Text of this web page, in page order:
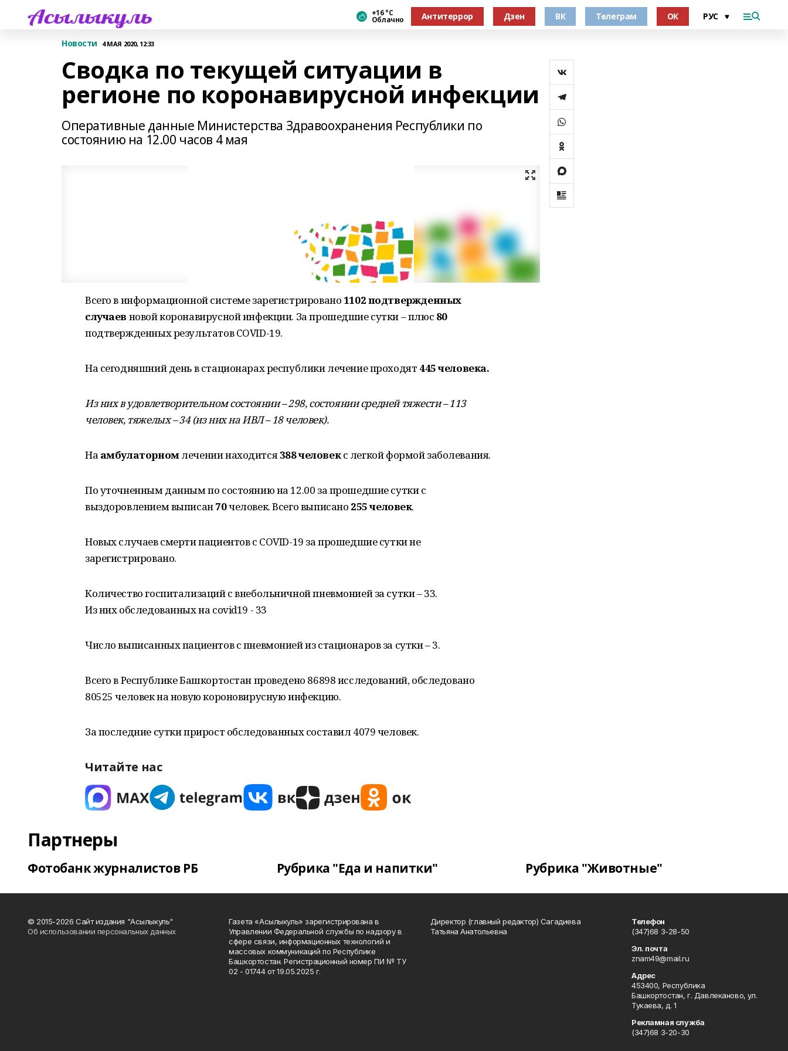
+16 °С
Облачно Антитеррор Дзен ВК Телеграм ОК
Новости 4 МАЯ 2020, 12:33
Сводка по текущей ситуации в
регионе по коронавирусной инфекции
Оперативные данные Министерства Здравоохранения Республики по
состоянию на 12.00 часов 4 мая
Всего в информационной системе зарегистрировано 1102 подтвержденных
случаев новой коронавирусной инфекции. За прошедшие сутки – плюс 80
подтвержденных результатов COVID-19.
На сегодняшний день в стационарах республики лечение проходят 445 человека.
Из них в удовлетворительном состоянии – 298, состоянии средней тяжести – 113
человек, тяжелых – 34 (из них на ИВЛ – 18 человек).
На амбулаторномлечении находится388 человекс легкой формой заболевания.
По уточненным данным по состоянию на 12.00 за прошедшие сутки с
выздоровлением выписан70человек. Всего выписано 255 человек.
Новых случаев смерти пациентов с COVID-19 за прошедшие сутки не
зарегистрировано.
Количество госпитализаций с внебольничной пневмонией за сутки – 33.
Из них обследованных на covid19 - 33
Число выписанных пациентов с пневмонией из стационаров за сутки – 3.
Всего в Республике Башкортостан проведено 86898 исследований, обследовано
80525 человек на новую короновирусную инфекцию.
За последние сутки прирост обследованных составил 4079 человек.
Читайте нас
Партнеры
Фотобанк журналистов РБ Рубрика "Еда и напитки" Рубрика "Животные"
© 2015-2026 Сайт издания "Асылыкуль"
Об использовании персональных данных
Газета «Асылыкуль» зарегистрирована в
Управлении Федеральной службы по надзору в
сфере связи, информационных технологий и
массовых коммуникаций по Республике
Башкортостан. Регистрационный номер ПИ № ТУ
02 - 01744 от 19.05.2025 г.
Директор (главный редактор) Сагадиева
Татьяна Анатольевна
Телефон
(347)68 3-28-50
Эл. почта
znam49@mail.ru
Адрес
453400, Республика
Башкортостан, г. Давлеканово, ул.
Тукаева, д. 1
Рекламная служба
(347)68 3-20-30